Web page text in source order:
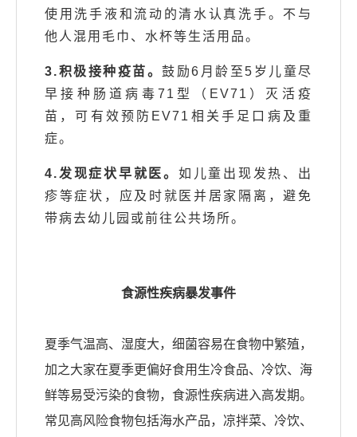
使用洗手液和流动的清水认真洗手。不与
他人混用毛巾、水杯等生活用品。
3.积极接种疫苗。 鼓励6月龄至5岁儿童尽
早接种肠道病毒71型（EV71）灭活疫
苗，可有效预防EV71相关手足口病及重
症。
4.发现症状早就医。 如儿童出现发热、出
疹等症状，应及时就医并居家隔离，避免
带病去幼儿园或前往公共场所。
食源性疾病暴发事件
夏季气温高、湿度大，细菌容易在食物中繁殖，
加之大家在夏季更偏好食用生冷食品、冷饮、海
鲜等易受污染的食物，食源性疾病进入高发期。
常见高风险食物包括海水产品，凉拌菜、冷饮、